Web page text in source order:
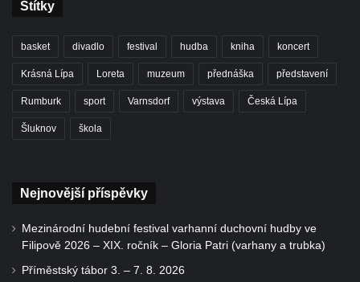
Štítky
basket divadlo festival hudba kniha koncert
Krásná Lípa Loreta muzeum přednáška představení
Rumburk sport Varnsdorf výstava Česká Lípa
Šluknov škola
Nejnovější příspěvky
Mezinárodní hudební festival varhanní duchovní hudby ve
Filipově 2026 – XIX. ročník – Gloria Patri (varhany a trubka)
Příměstský tábor 3. – 7. 8. 2026